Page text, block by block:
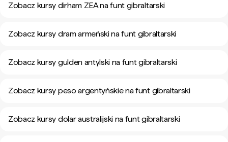
Zobacz kursy dirham ZEA na funt gibraltarski
Zobacz kursy dram armeński na funt gibraltarski
Zobacz kursy gulden antylski na funt gibraltarski
Zobacz kursy peso argentyńskie na funt gibraltarski
Zobacz kursy dolar australijski na funt gibraltarski